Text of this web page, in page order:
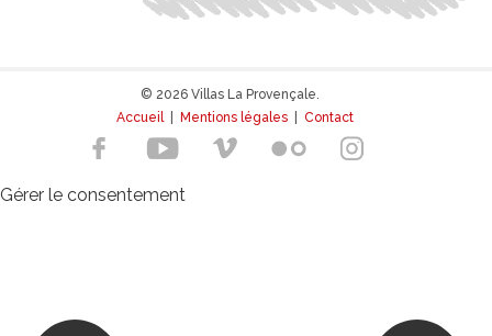
© 2026 Villas La Provençale.
Accueil| Mentions légales Contact
Gérer le consentement